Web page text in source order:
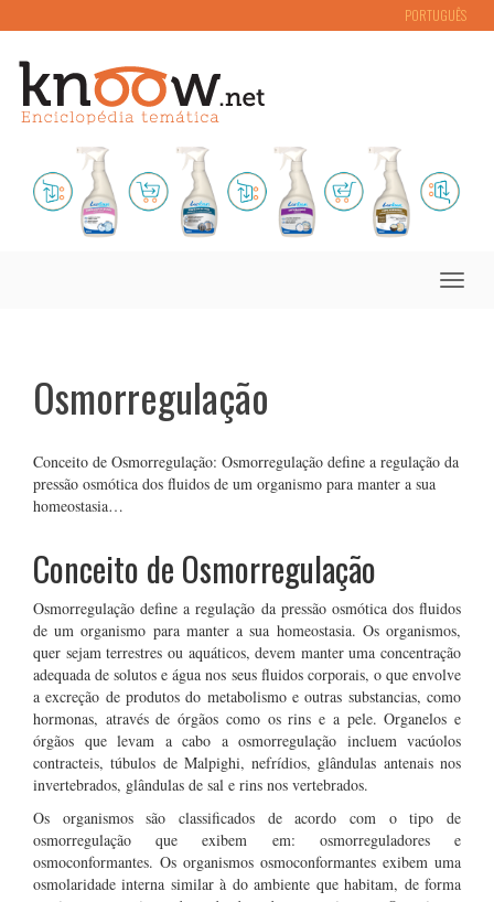
PORTUGUÊS
Toggle
Osmorregulação
Conceito de Osmorregulação: Osmorregulação define a regulação da
pressão osmótica dos fluidos de um organismo para manter a sua
homeostasia…
Conceito de Osmorregulação
Osmorregulação define a regulação da pressão osmótica dos fluidos
de um organismo para manter a sua homeostasia. Os organismos,
quer sejam terrestres ou aquáticos, devem manter uma concentração
adequada de solutos e água nos seus fluidos corporais, o que envolve
a excreção de produtos do metabolismo e outras substancias, como
hormonas, através de órgãos como os rins e a pele. Organelos e
órgãos que levam a cabo a osmorregulação incluem vacúolos
contracteis, túbulos de Malpighi, nefrídios, glândulas antenais nos
invertebrados, glândulas de sal e rins nos vertebrados.
Os organismos são classificados de acordo com o tipo de
osmorregulação que exibem em: osmorreguladores e
osmoconformantes. Os organismos osmoconformantes exibem uma
osmolaridade interna similar à do ambiente que habitam, de forma